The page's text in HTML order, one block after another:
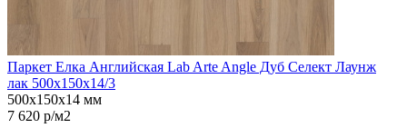
Паркет Елка Английская Lab Arte Angle Дуб Селект Лаунж
лак 500х150х14/3
500х150х14 мм
7 620 р/м2